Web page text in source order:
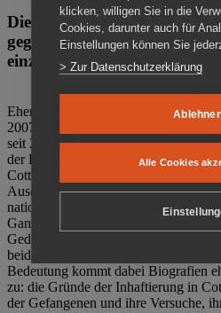
Die Gedenkstätte Zuchthaus
gegen das Vergessen.
einzigartig.
Ehemalige politische Häftlinge der
2007 den Verein
seit 2011 Eigentümer des
der Bautzener Straße und Träger der
Cottbus ist. Im Zentrum der Arbeit der
Auseinandersetzung mit politischem
nationalsozialistischen
Ganzjährig zeigen mehrere Dauer-
Gedenkstätte Zuchthaus Cottbus
beiden deutschen Diktaturen des 20.
Bedeutung kommt dabei Biografien
zu: die Gründe der Inhaftierung in
der Gefangenen und ihre Versuche,
klicken, willigen Sie in die
Cookies, darunter auch für
Einstellungen können Sie
> Zur Datenschutzerklärung
Alle Cookies